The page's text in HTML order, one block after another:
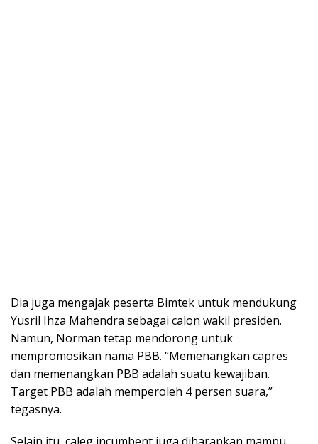
Dia juga mengajak peserta Bimtek untuk mendukung
Yusril Ihza Mahendra sebagai calon wakil presiden.
Namun, Norman tetap mendorong untuk
mempromosikan nama PBB. “Memenangkan capres
dan memenangkan PBB adalah suatu kewajiban.
Target PBB adalah memperoleh 4 persen suara,”
tegasnya.